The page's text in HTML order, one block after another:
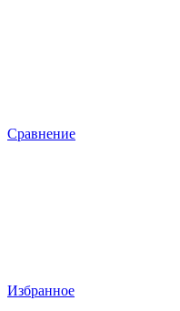
Сравнение
Избранное